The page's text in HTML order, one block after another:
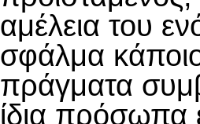
αμέλεια του
σφάλμα
πράγματα
ίδια πρόσωπα